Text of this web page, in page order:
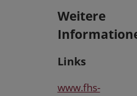
Weitere
Links
www.fhs-